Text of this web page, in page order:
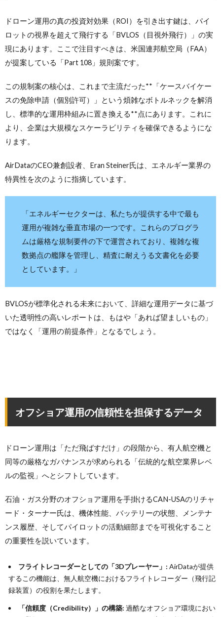
ドローン運用の真の投資対効果（ROI）を引き出す鍵は、パイ
ロットの視界を超えて飛行する「BVLOS（目視外飛行）」の実
現にあります。ここで注目すべきは、米国連邦航空局（FAA）
が提案している「Part 108」規則案です。
この規制案の核心は、これまで主流だった**「ケースバイケー
スの免除申請（個別許可）」という煩雑なボトルネックを解消
し、標準的な運用枠組みに置き換える**点にあります。これに
より、企業は大規模なスケーラビリティを確保できるようにな
ります。
AirDataのCEO兼創設者、Eran Steiner氏は、エネルギー業界の
特異性を次のように指摘しています。
「エネルギーセクターは、私たちが提供する中で最も
運用が複雑な垂直市場の一つです。これらのプログラ
ムは厳格な規制要件の下で運営されており、複雑な複
数拠点の艦隊を管理し、精査に耐えうる文書化を必要
としています。」
BVLOSが標準化される未来において、詳細な運用データに基づ
いた透明性の高いレポートは、もはや「あれば望ましいもの」
ではなく「運用の前提条件」となるでしょう。
オフショア運用の信頼性を担保するデータ
ドローン運用は「ただ飛ばすだけ」の段階から、有人航空機と
同等の厳格なガバナンスが求められる「伝統的な航空業界レベ
ルの監視」へとシフトしています。
石油・ガス分野のオフショア運用を手掛けるCAN-USAのリチャ
ード・ターナー氏は、機体性能、バッテリーの状態、メンテナ
ンス履歴、そしてパイロットの活動細部までを可視化すること
の重要性を説いています。
フライトレコーダーとしての「3Dプレーヤー」: AirDataが提供
するこの機能は、無人航空機におけるフライトレコーダー（飛行記
録装置）の役割を果たします。
「信頼度（Credibility）」の構築: 過酷なオフショア環境におい